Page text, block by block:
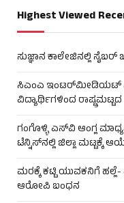
Highest Viewed
ಸುಜ್ಞಾನ ಕಾಲೇಜಿನಲ್ಲಿ
ಸಿಎಂಎ ಇಂಟರ್‌ಮೀಡಿಯಟ್
ವಿದ್ಯಾರ್ಥಿಗಳಿಂದ
ಗಂಗೊಳ್ಳಿ ಎಸ್‌ವಿ ಆಂಗ್ಲ
ಟೆನ್ನಿಸ್‌ನಲ್ಲಿ ಜಿಲ್ಲಾ ಮಟ್ಟಕ್ಕೆ
ಮರಕ್ಕೆ ಕಟ್ಟಿ ಯುವಕನಿಗೆ
ಆರೋಪಿ ಬಂಧನ